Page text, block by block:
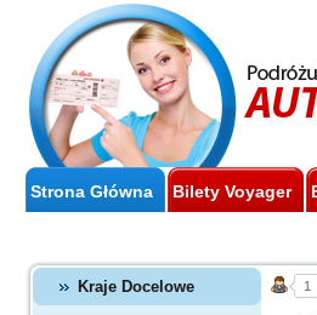
Strona Główna Bilety Voyager
Kraje Docelowe 1